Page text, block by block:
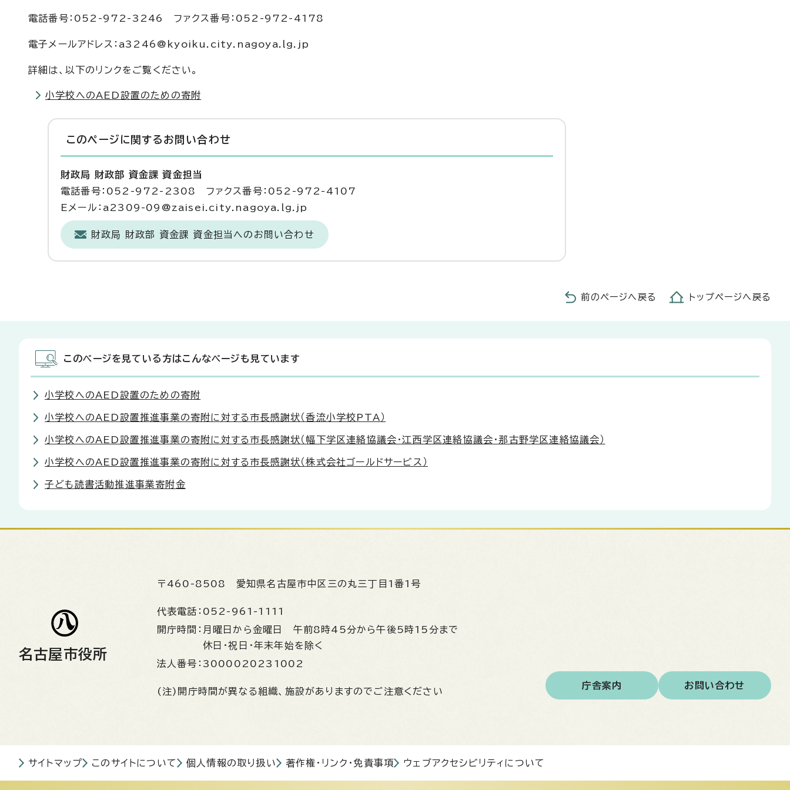
電話番号：052-972-3246 ファクス番号：052-972-4178
電子メールアドレス：a3246@kyoiku.city.nagoya.lg.jp
詳細は、以下のリンクをご覧ください。
小学校へのAED設置のための寄附
このページに関する お問い合わせ
財政局 財政部 資金課 資金担当
電話番号：052-972-2308 ファクス番号：052-972-4107
Eメール：a2309-09@zaisei.city.nagoya.lg.jp
財政局 財政部 資金課 資金担当へのお問い合わせ
前のページへ戻る トップページへ戻る
このページを見ている方はこんなページも見ています
小学校へのAED設置のための寄附
小学校へのAED設置推進事業の寄附に対する市長感謝状（香流小学校PTA）
小学校へのAED設置推進事業の寄附に対する市長感謝状（幅下学区連絡協議会・江西学区連絡協議会・那古野学区連絡協議会）
小学校へのAED設置推進事業の寄附に対する市長感謝状（株式会社ゴールドサービス）
子ども読書活動推進事業寄附金
名古屋市役所
〒460-8508 愛知県名古屋市中区三の丸三丁目1番1号
代表電話： 052-961-1111
開庁時間： 月曜日から金曜日 午前8時45分から午後5時15分まで
休日・祝日・年末年始を除く
法人番号： 3000020231002
(注)開庁時間が異なる組織、施設がありますのでご注意ください
庁舎案内 お問い合わせ
サイトマップ このサイトについて 個人情報の取り扱い 著作権・リンク・免責事項 ウェブアクセシビリティについて